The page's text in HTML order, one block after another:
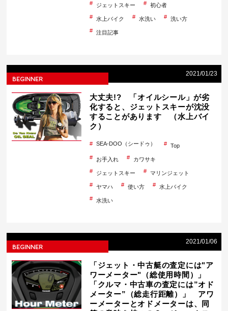
ジェットスキー 初心者
水上バイク 水洗い 洗い方
注目記事
2021/01/23
BEGINNER
大丈夫!? 「オイルシール」が劣
化すると、ジェットスキーが沈没
することがあります （水上バイ
ク）
SEA-DOO（シードゥ） Top
お手入れ カワサキ
ジェットスキー マリンジェット
ヤマハ 使い方 水上バイク
水洗い
2021/01/06
BEGINNER
「ジェット・中古艇の査定には"ア
ワーメーター"（総使用時間）」
「クルマ・中古車の査定には”オド
メーター”（総走行距離）」 アワ
ーメーターとオドメーターは、同